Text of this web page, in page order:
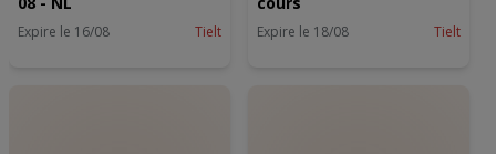
Expire le 16/08 Tielt Expire le 18/08 Tielt